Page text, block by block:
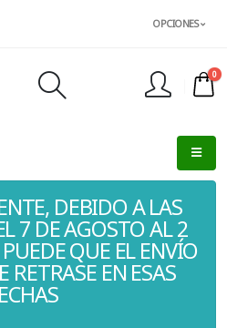
OPCIONES
0
DEBIDO A LAS
7 DE AGOSTO AL 2
QUE EL ENVÍO
RETRASE EN ESAS